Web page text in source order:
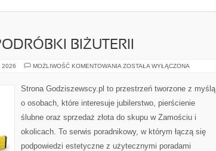
BIŻUTERII
2026 MOŻLIWOŚĆ KOMENTOWANIA FALSYFIKATY
BIŻUTERII
ZOSTAŁA WYŁĄCZONA
Strona Godziszewscy.pl to przestrzeń tworzone z myślą
o osobach, które interesuje jubilerstwo, pierścienie
ślubne oraz sprzedaż złota do skupu w Zamościu i
okolicach. To serwis poradnikowy, w którym łączą się
podpowiedzi estetyczne z użytecznymi poradami